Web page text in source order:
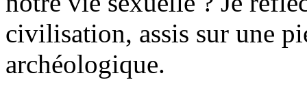
civilisation, assis sur une
archéologique.